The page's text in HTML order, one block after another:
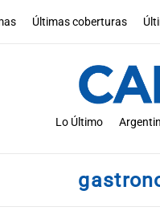
Últimas coberturas
Lo Último